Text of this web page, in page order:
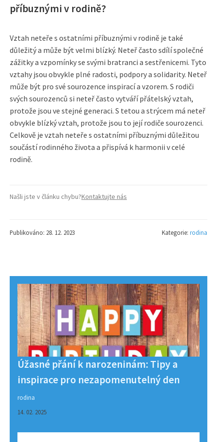
příbuznými v rodině?
Vztah neteře s ostatními příbuznými v rodině je také
důležitý a může být velmi blízký. Neteř často sdílí společné
zážitky a vzpomínky se svými bratranci a sestřenicemi. Tyto
vztahy jsou obvykle plné radosti, podpory a solidarity. Neteř
může být pro své sourozence inspirací a vzorem. S rodiči
svých sourozenců si neteř často vytváří přátelský vztah,
protože jsou ve stejné generaci. S tetou a strýcem má neteř
obvykle blízký vztah, protože jsou to její rodiče sourozenci.
Celkově je vztah neteře s ostatními příbuznými důležitou
součástí rodinného života a přispívá k harmonii v celé
rodině.
Našli jste v článku chybu?Kontaktujte nás
Publikováno: 28. 12. 2023 Kategorie: rodina
Úžasné přání k narozeninám: Tipy a
inspirace pro nezapomenutelný den
rodina
14. 02. 2025